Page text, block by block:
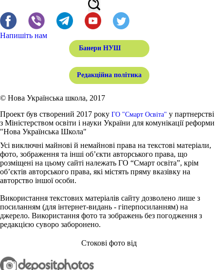
Напишіть нам
Банери НУШ
Редакційна політика
© Нова Українська школа, 2017
Проект був створений 2017 року ГО "Смарт Освіта" у партнерстві
з Міністерством освіти і науки України для комунікації реформи
"Нова Українська Школа"
Усі виключні майнові й немайнові права на текстові матеріали,
фото, зображення та інші об’єкти авторського права, що
розміщені на цьому сайті належать ГО “Смарт освіта”, крім
об’єктів авторського права, які містять пряму вказівку на
авторство іншої особи.
Використання текстових матеріалів сайту дозволено лише з
посиланням (для інтернет-видань - гіперпосиланням) на
джерело. Використання фото та зображень без погодження з
редакцією суворо заборонено.
Стокові фото від